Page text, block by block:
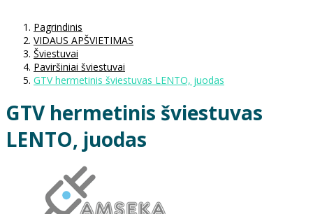
Pagrindinis
VIDAUS APŠVIETIMAS
Šviestuvai
Paviršiniai šviestuvai
GTV hermetinis šviestuvas LENTO, juodas
GTV hermetinis šviestuvas
LENTO, juodas